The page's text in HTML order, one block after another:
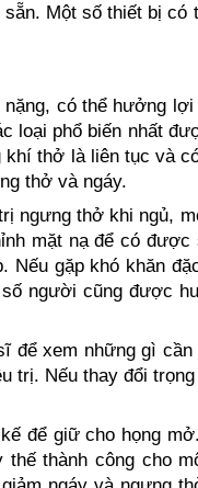
Một số thiết bị có
có thể hưởng
loại phổ biến nhất
thở là liên tục và
thở và ngáy.
ngưng thở khi ngủ,
mặt nạ để có
Nếu gặp khó khăn
người cũng được
để xem những gì
trị. Nếu thay đổi
để giữ cho họng
thành công cho